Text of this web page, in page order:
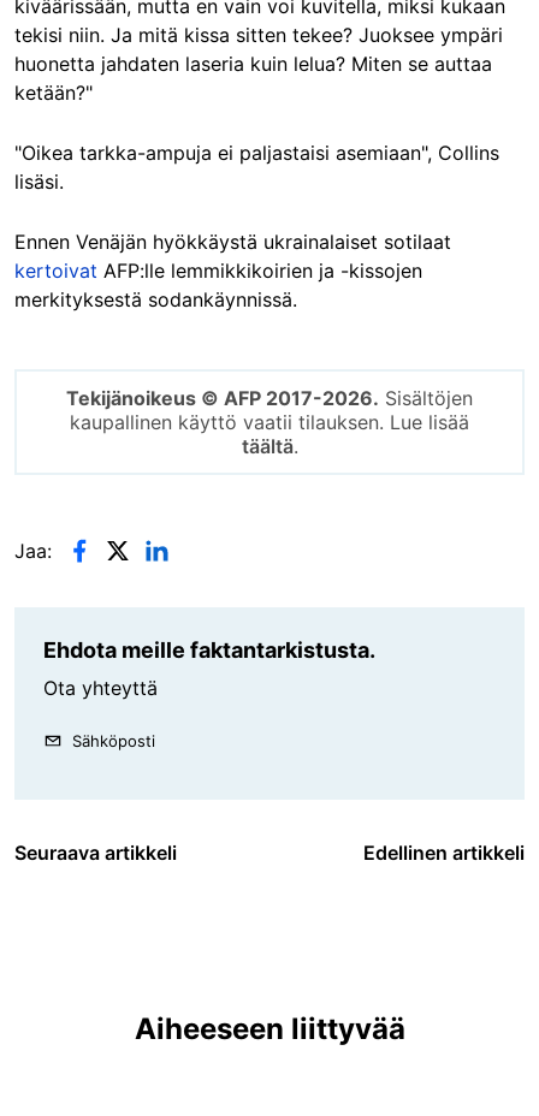
kiväärissään, mutta en vain voi kuvitella, miksi kukaan
tekisi niin. Ja mitä kissa sitten tekee? Juoksee ympäri
huonetta jahdaten laseria kuin lelua? Miten se auttaa
ketään?"
"Oikea tarkka-ampuja ei paljastaisi asemiaan", Collins
lisäsi.
Ennen Venäjän hyökkäystä ukrainalaiset sotilaat
kertoivat AFP:lle lemmikkikoirien ja -kissojen
merkityksestä sodankäynnissä.
Tekijänoikeus © AFP 2017-2026. Sisältöjen
kaupallinen käyttö vaatii tilauksen. Lue lisää
täältä.
Jaa:
Ehdota meille faktantarkistusta.
Ota yhteyttä
Sähköposti
Seuraava artikkeli Edellinen artikkeli
Aiheeseen liittyvää